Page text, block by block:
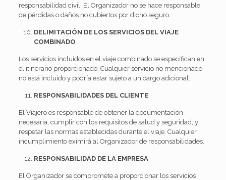
responsabilidad civil. El Organizador no se hace responsable
de pérdidas o daños no cubiertos por dicho seguro.
DELIMITACIÓN DE LOS SERVICIOS DEL VIAJE
COMBINADO
Los servicios incluidos en el viaje combinado se especifican en
el itinerario proporcionado. Cualquier servicio no mencionado
no está incluido y podría estar sujeto a un cargo adicional.
RESPONSABILIDADES DEL CLIENTE
El Viajero es responsable de obtener la documentación
necesaria, cumplir con los requisitos de salud y seguridad, y
respetar las normas establecidas durante el viaje. Cualquier
incumplimiento eximirá al Organizador de responsabilidades.
RESPONSABILIDAD DE LA EMPRESA
El Organizador se compromete a proporcionar los servicios